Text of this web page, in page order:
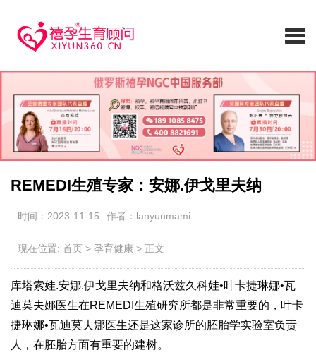
REMEDI生殖专家：安娜.伊戈里夫纳
时间：2023-11-15 作者：lanyunmami
现在位置: 首页 > 孕育健康 > 正文
库塔索娃.安娜.伊戈里夫纳和格沃兹久科娃•叶卡捷琳娜•瓦
迪莫夫娜医生在REMEDI生殖研究所都是非常重要的，叶卡
捷琳娜•瓦迪莫夫娜医生还是这家诊所的胚胎学实验室负责
人，在胚胎方面有重要的建树。